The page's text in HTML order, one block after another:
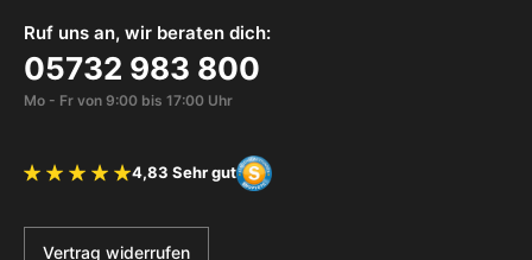
Ruf uns an, wir beraten dich:
05732 983 800
Mo - Fr von 9:00 bis 17:00 Uhr
Bewertung 4.83 von 5 Sternen
4,83 Sehr gut
Vertrag widerrufen